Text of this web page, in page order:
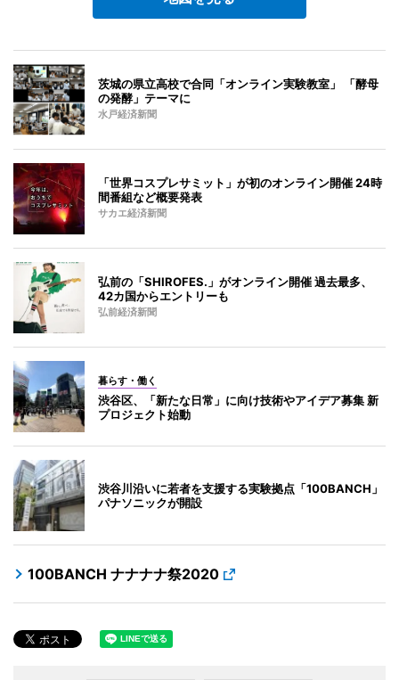
茨城の県立高校で合同「オンライン実験教室」 「酵母
の発酵」テーマに
水戸経済新聞
「世界コスプレサミット」が初のオンライン開催 24時
間番組など概要発表
サカエ経済新聞
弘前の「SHIROFES.」がオンライン開催 過去最多、
42カ国からエントリーも
弘前経済新聞
暮らす・働く
渋谷区、「新たな日常」に向け技術やアイデア募集 新
プロジェクト始動
渋谷川沿いに若者を支援する実験拠点「100BANCH」
パナソニックが開設
100BANCH ナナナナ祭2020